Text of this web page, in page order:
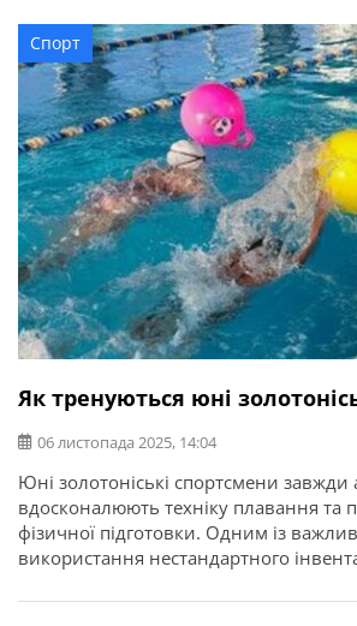
Спорт
Як тренуються юні
06 листопада 2025, 14:04
Юні золотоніські спортсмени завжди
вдосконалюють техніку плавання та
фізичної підготовки. Одним із
використання нестандартного
витривалість, урізноманітнити